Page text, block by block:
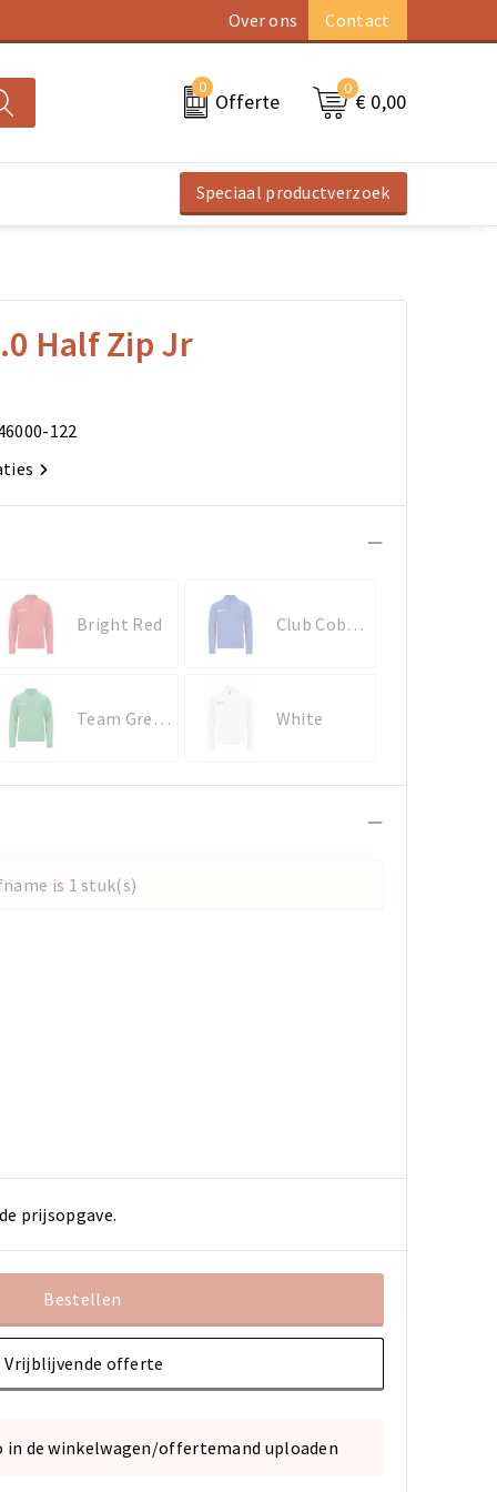
Over ons Contact
0
Offerte
0
€ 0,00
Speciaal productverzoek
Half Zip Jr
122
Bright Red Club Cobolt
Team Green White
is 1 stuk(s)
prijsopgave.
Bestellen
Vrijblijvende offerte
in de winkelwagen/offertemand uploaden